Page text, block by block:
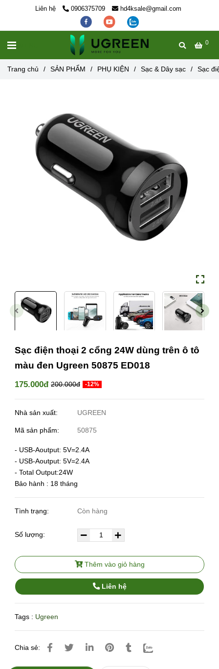
Liên hệ 0906375709 hd4ksale@gmail.com
0
Trang chủ / SẢN PHẨM / PHỤ KIỆN / Sạc & Dây sạc / Sạc
Sạc điện thoại 2 cổng 24W dùng trên ô tô
màu đen Ugreen 50875 ED018
175.000đ 200.000đ -12%
Nhà sản xuất: UGREEN
Mã sản phẩm: 50875
- USB-Aoutput: 5V=2.4A
- USB-Aoutput: 5V=2.4A
- Total Output:24W
Bảo hành : 18 tháng
Tình trạng: Còn hàng
Số lượng:
Thêm vào giỏ hàng
Liên hệ
Tags : Ugreen
Chia sẻ: